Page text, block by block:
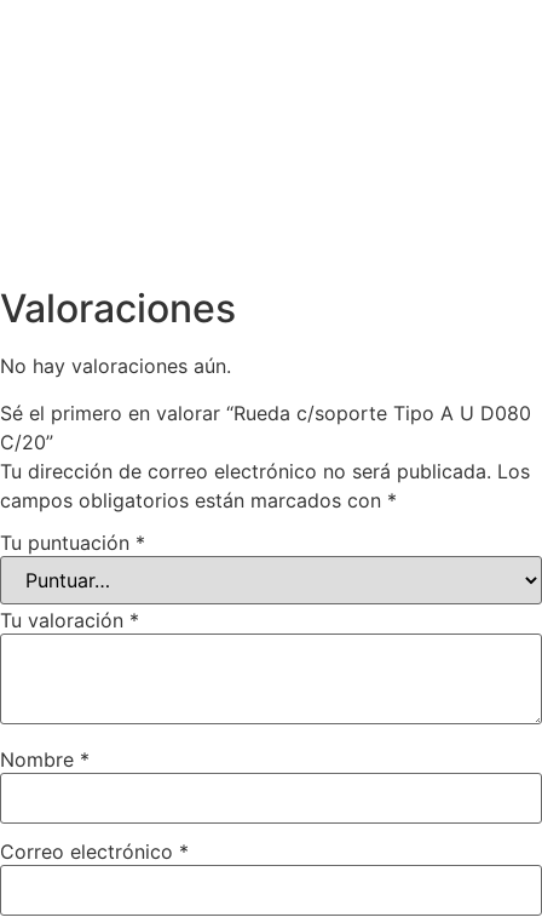
Valoraciones
No hay valoraciones aún.
Sé el primero en valorar “Rueda c/soporte Tipo A U D080
C/20”
Tu dirección de correo electrónico no será publicada. Los
campos obligatorios están marcados con *
Tu puntuación *
Tu valoración *
Nombre *
Correo electrónico *